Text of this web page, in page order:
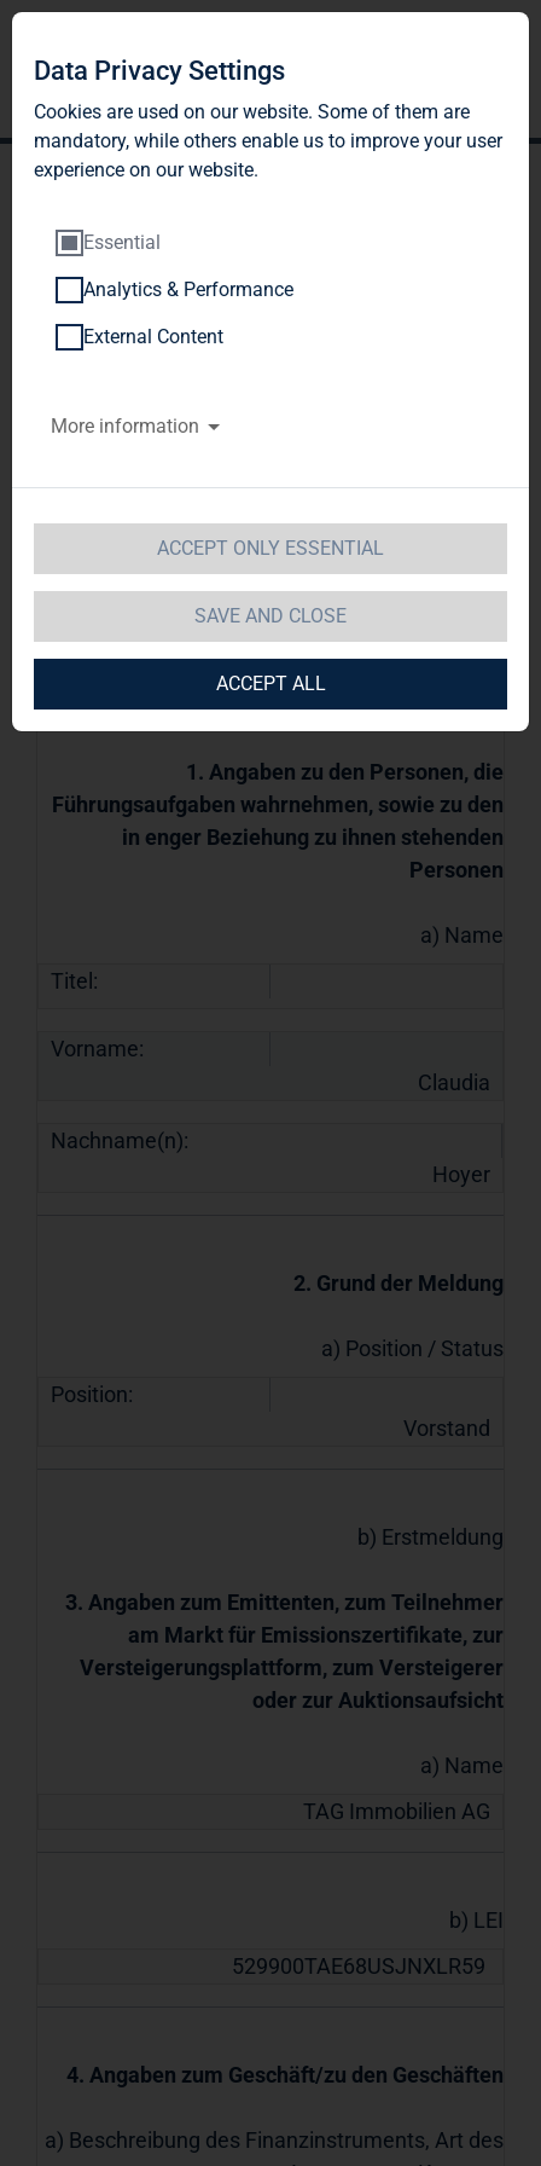
DGAP-DD: TAG Immobilien
Führungsaufgaben wahrnehmen, sowie in
enger Beziehung zu ihnen stehenden
20.04.2020 / 12:00
Für den Inhalt der Mitteilung ist der Emittent
/ Herausgeber verantwortlich.
1. Angaben zu den Personen, die
Führungsaufgaben wahrnehmen, sowie zu den
in enger Beziehung zu ihnen stehenden
Personen
a) Name
Titel:
Vorname:
Claudia
Nachname(n):
Hoyer
2. Grund der Meldung
a) Position / Status
Position:
Vorstand
b) Erstmeldung
3. Angaben zum Emittenten, zum Teilnehmer
am Markt für Emissionszertifikate, zur
Versteigerungsplattform, zum Versteigerer
oder zur Auktionsaufsicht
a) Name
TAG Immobilien AG
b) LEI
529900TAE68USJNXLR59
4. Angaben zum Geschäft/zu den Geschäften
a) Beschreibung des Finanzinstruments, Art des
Data Privacy Settings
Cookies are used on our website. Some of them are
mandatory, while others enable us to improve your user
experience on our website.
Essential
Analytics & Performance
External Content
More information
ACCEPT ONLY ESSENTIAL
SAVE AND CLOSE
ACCEPT ALL